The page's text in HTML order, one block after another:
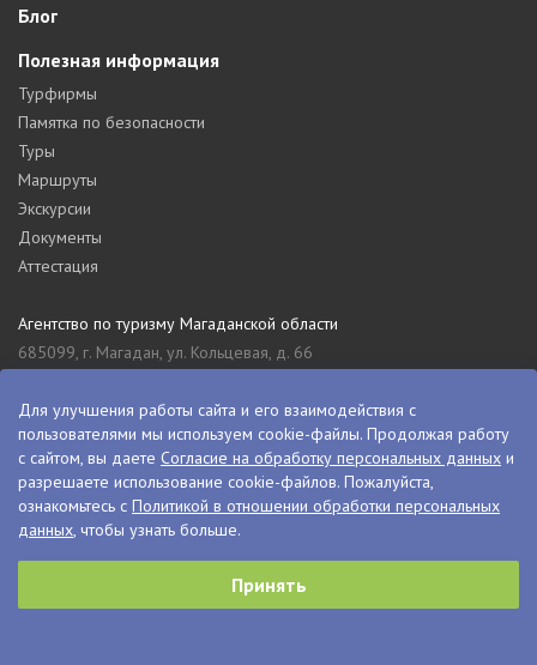
Блог
Полезная информация
Турфирмы
Памятка по безопасности
Туры
Маршруты
Экскурсии
Документы
Аттестация
Агентство по туризму Магаданской области
685099, г. Магадан, ул. Кольцевая, д. 66
8 (4132) 61-76-67
Туристский информационный центр Магаданской области
685000, г. Магадан, ул. Пролетарская, д. 11
visitkolyma@mail.ru
+7 (4132) 60-70-11
+7 (4132) 61-73-15
Для улучшения работы сайта и его взаимодействия с
пользователями мы используем cookie-файлы. Продолжая работу
с сайтом, вы даете Согласие на обработку персональных данных и
разрешаете использование cookie-файлов. Пожалуйста,
ознакомьтесь с Политикой в отношении обработки персональных
данных, чтобы узнать больше.
Принять